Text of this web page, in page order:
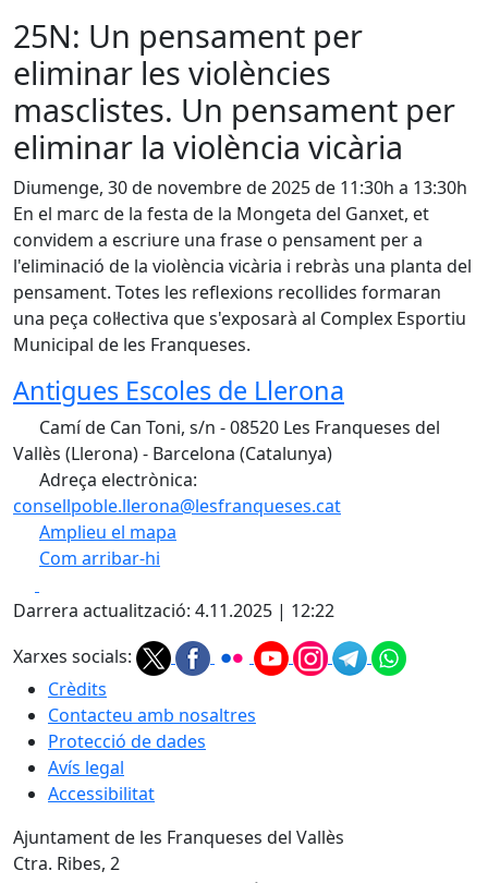
25N: Un pensament per
eliminar les violències
masclistes. Un pensament per
eliminar la violència vicària
Diumenge, 30 de novembre de 2025 de 11:30h a 13:30h
En el marc de la festa de la Mongeta del Ganxet, et
convidem a escriure una frase o pensament per a
l'eliminació de la violència vicària i rebràs una planta del
pensament. Totes les reflexions recollides formaran
una peça col·lectiva que s'exposarà al Complex Esportiu
Municipal de les Franqueses.
Antigues Escoles de Llerona
Camí de Can Toni, s/n - 08520 Les Franqueses del
Vallès (Llerona) - Barcelona (Catalunya)
Adreça electrònica:
consellpoble.llerona@lesfranqueses.cat
Amplieu el mapa
Com arribar-hi
+
Darrera actualització: 4.11.2025 | 12:22
Xarxes socials:
Crèdits
Contacteu amb nosaltres
Protecció de dades
Avís legal
Accessibilitat
Ajuntament de les Franqueses del Vallès
Ctra. Ribes, 2